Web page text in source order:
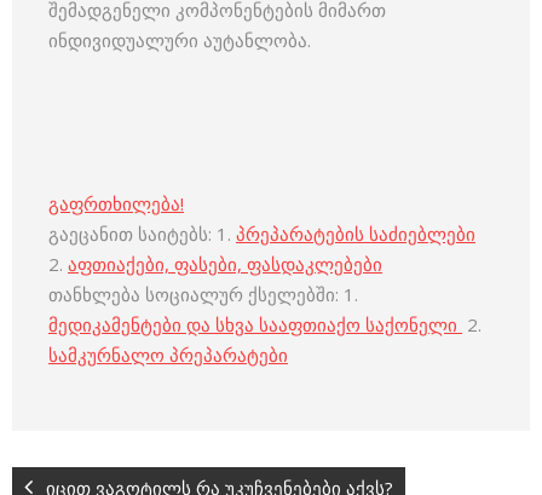
შემადგენელი კომპონენტების მიმართ
ინდივიდუალური აუტანლობა.
გაფრთხილება!
გაეცანით საიტებს: 1. პრეპარატების საძიებლები
2. აფთიაქები, ფასები, ფასდაკლებები
თანხლება სოციალურ ქსელებში: 1.
მედიკამენტები და სხვა სააფთიაქო საქონელი 2.
სამკურნალო პრეპარატები
იცით ვაგოტილს რა უკუჩვენებები აქვს?